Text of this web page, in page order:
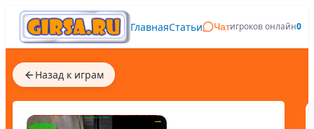
ГлавнаяСтатьи Чатигроков онлайн0
Назад к играм